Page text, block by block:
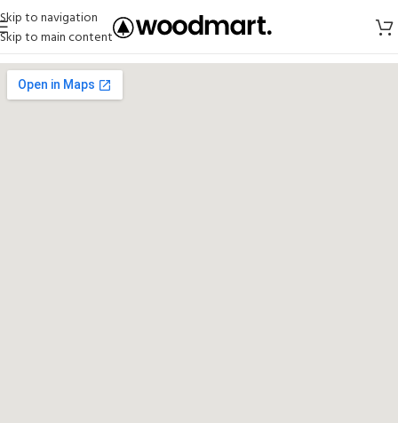
Skip to navigation
Skip to main content